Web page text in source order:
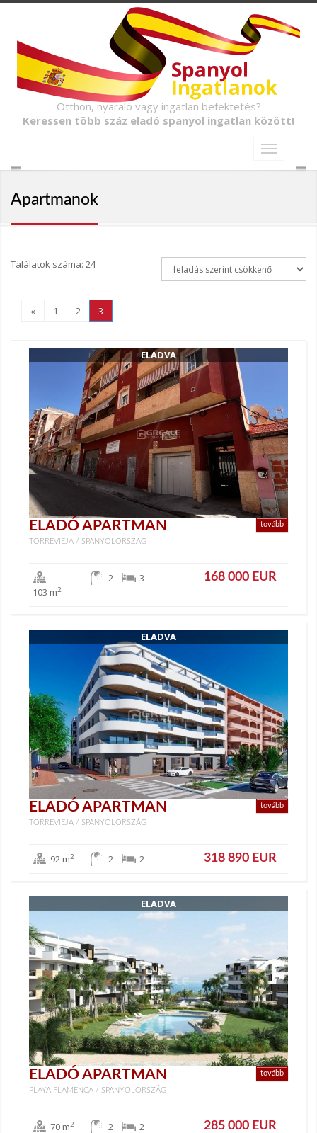
Otthon, nyaraló vagy ingatlan befektetés?
Keressen több száz eladó spanyol ingatlan között!
Apartmanok
Találatok száma: 24
« 1 2 3
ELADVA
tovább
ELADÓ APARTMAN
TORREVIEJA / SPANYOLORSZÁG
103 m2
2 3 168 000 EUR
ELADVA
tovább
ELADÓ APARTMAN
TORREVIEJA / SPANYOLORSZÁG
92 m2 2 2 318 890 EUR
ELADVA
tovább
ELADÓ APARTMAN
PLAYA FLAMENCA / SPANYOLORSZÁG
70 m2 2 2 285 000 EUR